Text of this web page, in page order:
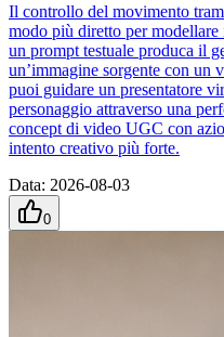
Il controllo del movimento
modo più diretto per
un prompt testuale produca il
un’immagine sorgente con
puoi guidare un presentatore
personaggio attraverso una
concept di video UGC con
intento creativo più forte.
Data: 2026-08-03
0